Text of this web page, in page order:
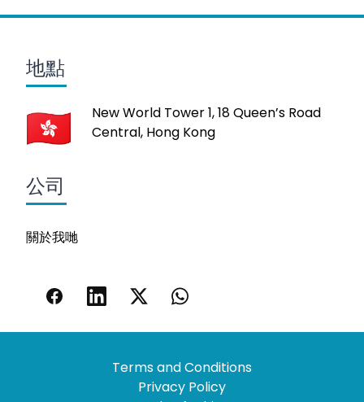
地點
New World Tower 1, 18 Queen’s Road
Central, Hong Kong
公司
關於我哋
Terms and Conditions
Privacy Policy